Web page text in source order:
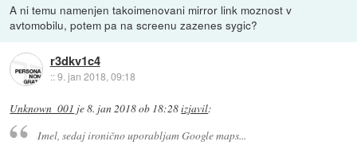
A ni temu namenjen takoimenovani mirror link moznost v
avtomobilu, potem pa na screenu zazenes sygic?
r3dkv1c4
::9. jan 2018, 09:18
Unknown_001 je8. jan 2018 ob 18:28izjavil:
Imel, sedaj ironično uporabljam Google maps...